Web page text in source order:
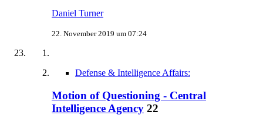
Daniel Turner
22. November 2019 um 07:24
Defense & Intelligence Affairs:
Motion of Questioning - Central
Intelligence Agency 22